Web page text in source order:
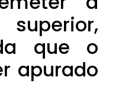
que o
apurado